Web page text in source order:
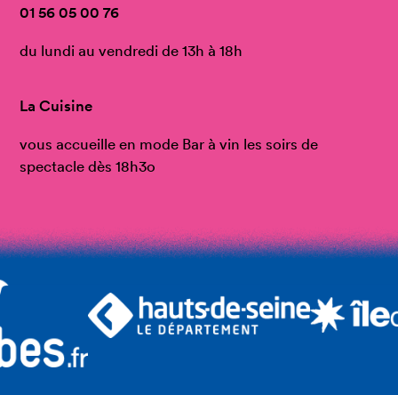
01 56 05 00 76
du lundi au vendredi de 13h à 18h
La Cuisine
vous accueille en mode Bar à vin les soirs de
spectacle dès 18h3o